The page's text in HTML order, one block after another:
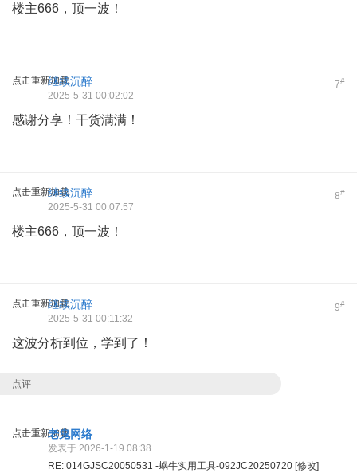
楼主666，顶一波！
点击重新加载 7#
继续沉醉
2025-5-31 00:02:02
感谢分享！干货满满！
点击重新加载 8#
继续沉醉
2025-5-31 00:07:57
楼主666，顶一波！
点击重新加载 9#
继续沉醉
2025-5-31 00:11:32
这波分析到位，学到了！
点评
点击重新加载老鬼网络
发表于 2026-1-19 08:38
RE: 014GJSC20050531 -蜗牛实用工具-092JC20250720 [修改]